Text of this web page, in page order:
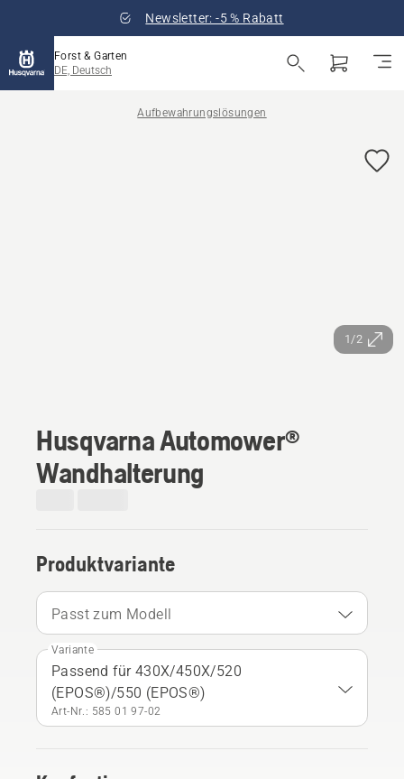
Newsletter: -5 % Rabatt
Forst & Garten
DE, Deutsch
Aufbewahrungslösungen
1/2
Husqvarna Automower®
Wandhalterung
Produktvariante
Passt zum Modell
Variante
Passend für 430X/450X/520
(EPOS®)/550 (EPOS®)
Art-Nr.: 585 01 97‑02